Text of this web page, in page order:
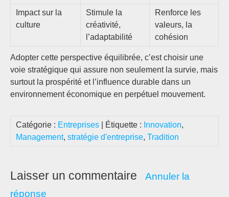
Impact sur la
culture
Stimule la
créativité,
l’adaptabilité
Renforce les
valeurs, la
cohésion
Adopter cette perspective équilibrée, c’est choisir une
voie stratégique qui assure non seulement la survie, mais
surtout la prospérité et l’influence durable dans un
environnement économique en perpétuel mouvement.
Catégorie : Entreprises | Étiquette : Innovation,
Management, stratégie d'entreprise, Tradition
Laisser un commentaire
Annuler la
réponse